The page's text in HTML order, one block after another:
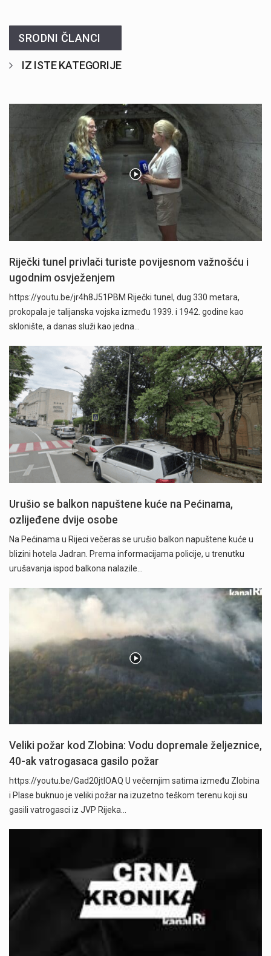
SRODNI ČLANCI
IZ ISTE KATEGORIJE
Riječki tunel privlači turiste povijesnom važnošću i
ugodnim osvježenjem
https://youtu.be/jr4h8J51PBM Riječki tunel, dug 330 metara,
prokopala je talijanska vojska između 1939. i 1942. godine kao
sklonište, a danas služi kao jedna…
Urušio se balkon napuštene kuće na Pećinama,
ozlijeđene dvije osobe
Na Pećinama u Rijeci večeras se urušio balkon napuštene kuće u
blizini hotela Jadran. Prema informacijama policije, u trenutku
urušavanja ispod balkona nalazile…
Veliki požar kod Zlobina: Vodu dopremale željeznice,
40-ak vatrogasaca gasilo požar
https://youtu.be/Gad20jtIOAQ U večernjim satima između Zlobina
i Plase buknuo je veliki požar na izuzetno teškom terenu koji su
gasili vatrogasci iz JVP Rijeka…